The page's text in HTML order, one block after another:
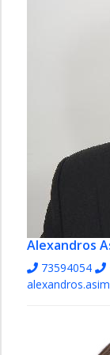
Alexandros
73594054